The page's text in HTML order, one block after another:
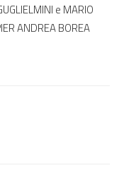
e MARIO
ANDREA BOREA